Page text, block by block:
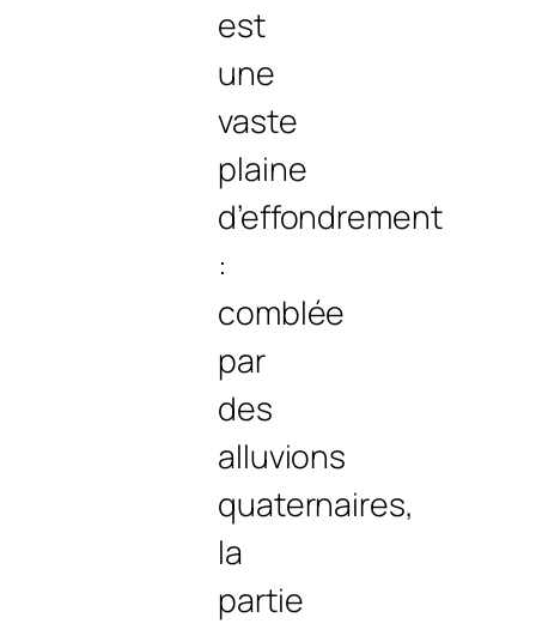
est
une
vaste
plaine
d’effondrement
:
comblée
par
des
alluvions
quaternaires,
la
partie